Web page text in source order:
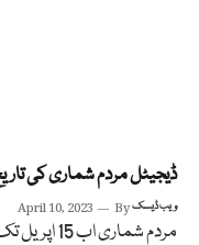
ڈیجیٹل مردم شماری کی
April 10, 2023 Byویب ڈیسک
مردم